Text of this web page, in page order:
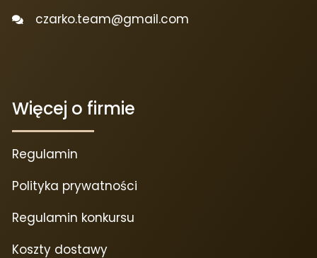
czarko.team@gmail.com
Więcej o firmie
Regulamin
Polityka prywatności
Regulamin konkursu
Koszty dostawy